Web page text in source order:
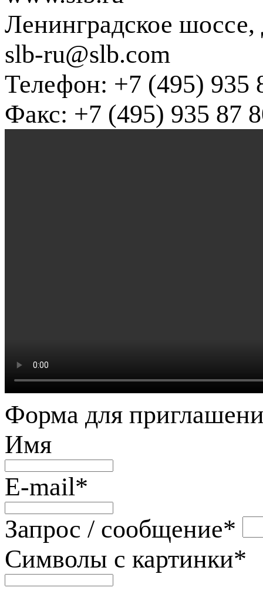
Ленинградское
slb-ru@slb.com
Телефон: +7 (495) 935
Факс: +7 (495) 935 87
Форма для
Имя
E-mail*
Запрос / сообщение*
Символы с картинки*